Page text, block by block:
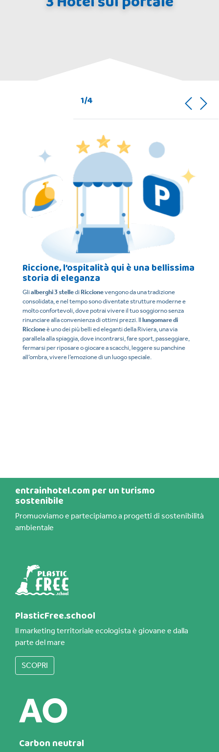
1/4
Riccione, l’ospitalità qui è una bellissima
storia di eleganza
Gli alberghi 3 stelledi Riccionevengono da una tradizione
consolidata, e nel tempo sono diventate strutture moderne e
molto confortevoli, dove potrai vivere il tuo soggiorno senza
rinunciare alla convenienza di ottimi prezzi. Il lungomare di
Riccioneè uno dei più belli ed eleganti della Riviera, una via
parallela alla spiaggia, dove incontrarsi, fare sport, passeggiare,
fermarsi per riposare o giocare a scacchi, leggere su panchine
all’ombra, vivere l’emozione di un luogo speciale.
entrainhotel.com per un turismo
sostenibile
Promuoviamo e partecipiamo a progetti di sostenibilità
ambientale
PlasticFree.school
Il marketing territoriale ecologista è giovane e dalla
parte del mare
SCOPRI
Carbon neutral